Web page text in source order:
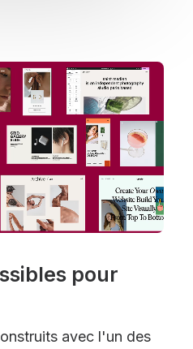
pour
avec l'un des